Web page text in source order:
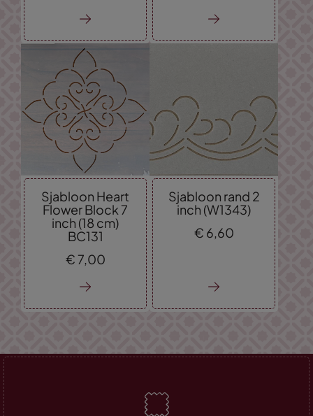
Sjabloon Heart
Flower Block 7
inch (18 cm)
BC131
€ 7, 00
Sjabloon rand 2
inch (W1343)
€ 6, 60